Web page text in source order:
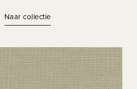
Naar collectie